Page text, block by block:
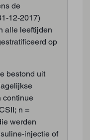
de
12-2017)
alle leeftijden
op
bestond uit
continue
n =
werden
injectie of